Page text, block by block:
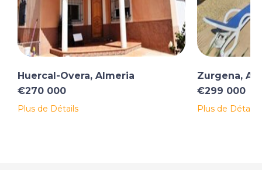
Huercal-Overa, Almeria
€270 000
Plus de Détails
Zurgena,
€299 000
Plus de Détails